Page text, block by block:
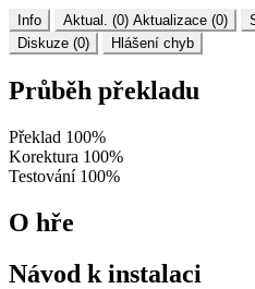
Info Aktual. (0) Aktualizace (0)
Diskuze (0)
Hlášení chyb
Průběh překladu
Překlad 100%
Korektura 100%
Testování 100%
O hře
Návod k instalaci